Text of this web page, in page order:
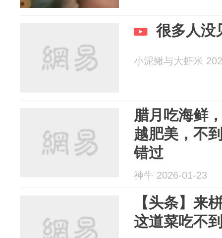
很多人没
小泥鳅与大虾米
腊月吃海鲜
越肥美，不
错过
神牛 2026-01-23
【头条】来
这道菜吃不